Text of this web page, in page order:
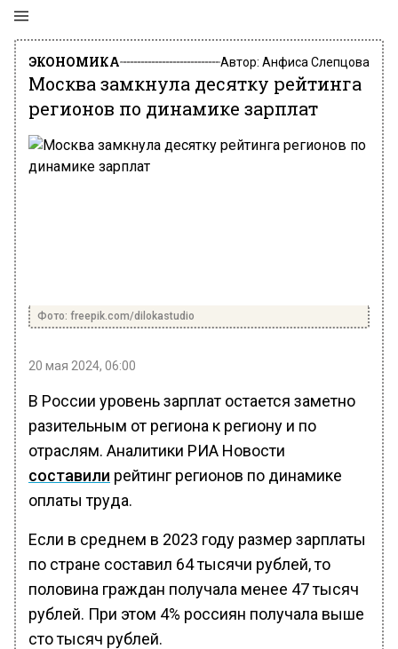
ЭКОНОМИКА Автор: Анфиса Слепцова
Москва замкнула десятку рейтинга
регионов по динамике зарплат
Фото: freepik.com/dilokastudio
20 мая 2024, 06:00
В России уровень зарплат остается заметно
разительным от региона к региону и по
отраслям. Аналитики РИА Новости
составили рейтинг регионов по динамике
оплаты труда.
Если в среднем в 2023 году размер зарплаты
по стране составил 64 тысячи рублей, то
половина граждан получала менее 47 тысяч
рублей. При этом 4% россиян получала выше
сто тысяч рублей.